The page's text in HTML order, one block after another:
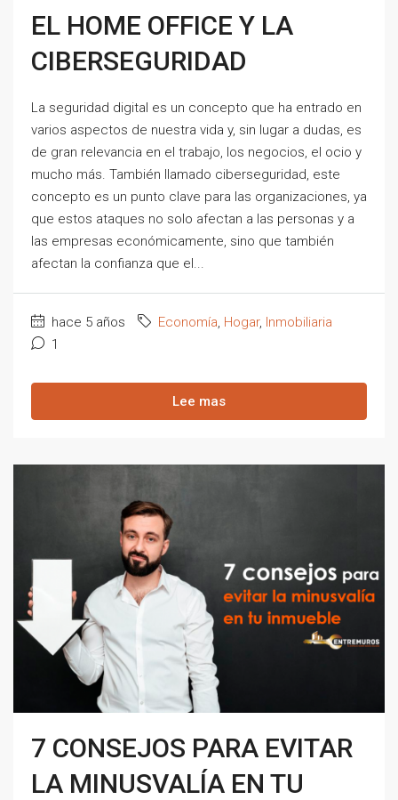
EL HOME OFFICE Y LA
CIBERSEGURIDAD
La seguridad digital es un concepto que ha entrado en
varios aspectos de nuestra vida y, sin lugar a dudas, es
de gran relevancia en el trabajo, los negocios, el ocio y
mucho más. También llamado ciberseguridad, este
concepto es un punto clave para las organizaciones, ya
que estos ataques no solo afectan a las personas y a
las empresas económicamente, sino que también
afectan la confianza que el...
hace 5 años Economía, Hogar, Inmobiliaria
1
Lee mas
7 CONSEJOS PARA EVITAR
LA MINUSVALÍA EN TU